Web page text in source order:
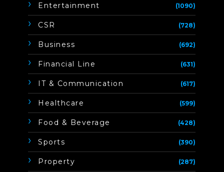
Entertainment (1090)
CSR (728)
Business (692)
Financial Line (631)
IT & Communication (617)
Healthcare (599)
Food & Beverage (428)
Sports (390)
Property (287)